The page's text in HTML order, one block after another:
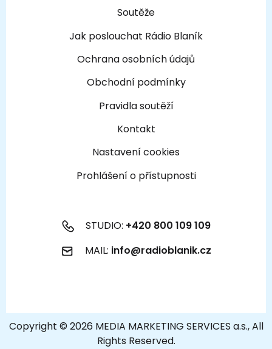
Soutěže
Jak poslouchat Rádio Blaník
Ochrana osobních údajů
Obchodní podmínky
Pravidla soutěží
Kontakt
Nastavení cookies
Prohlášení o přístupnosti
STUDIO: +420 800 109 109
MAIL: info@radioblanik.cz
Copyright © 2026 MEDIA MARKETING SERVICES a.s., All
Rights Reserved.